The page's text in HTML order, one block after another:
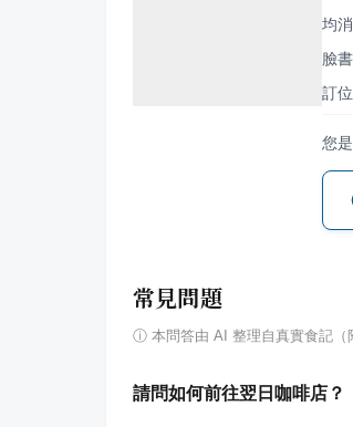
均
臉
訂
您
常見問題
ⓘ 本問答由 AI 整理自真實食記（
請問如何前往翌日咖啡店？